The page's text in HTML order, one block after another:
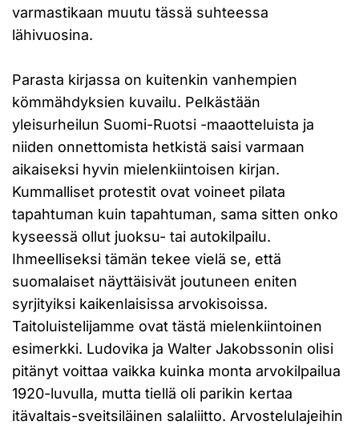
varmastikaan muutu tässä suhteessa
lähivuosina.
Parasta kirjassa on kuitenkin vanhempien
kömmähdyksien kuvailu. Pelkästään
yleisurheilun Suomi-Ruotsi -maaotteluista ja
niiden onnettomista hetkistä saisi varmaan
aikaiseksi hyvin mielenkiintoisen kirjan.
Kummalliset protestit ovat voineet pilata
tapahtuman kuin tapahtuman, sama sitten onko
kyseessä ollut juoksu- tai autokilpailu.
Ihmeelliseksi tämän tekee vielä se, että
suomalaiset näyttäisivät joutuneen eniten
syrjityiksi kaikenlaisissa arvokisoissa.
Taitoluistelijamme ovat tästä mielenkiintoinen
esimerkki. Ludovika ja Walter Jakobssonin olisi
pitänyt voittaa vaikka kuinka monta arvokilpailua
1920-luvulla, mutta tiellä oli parikin kertaa
itävaltais-sveitsiläinen salaliitto. Arvostelulajeihin